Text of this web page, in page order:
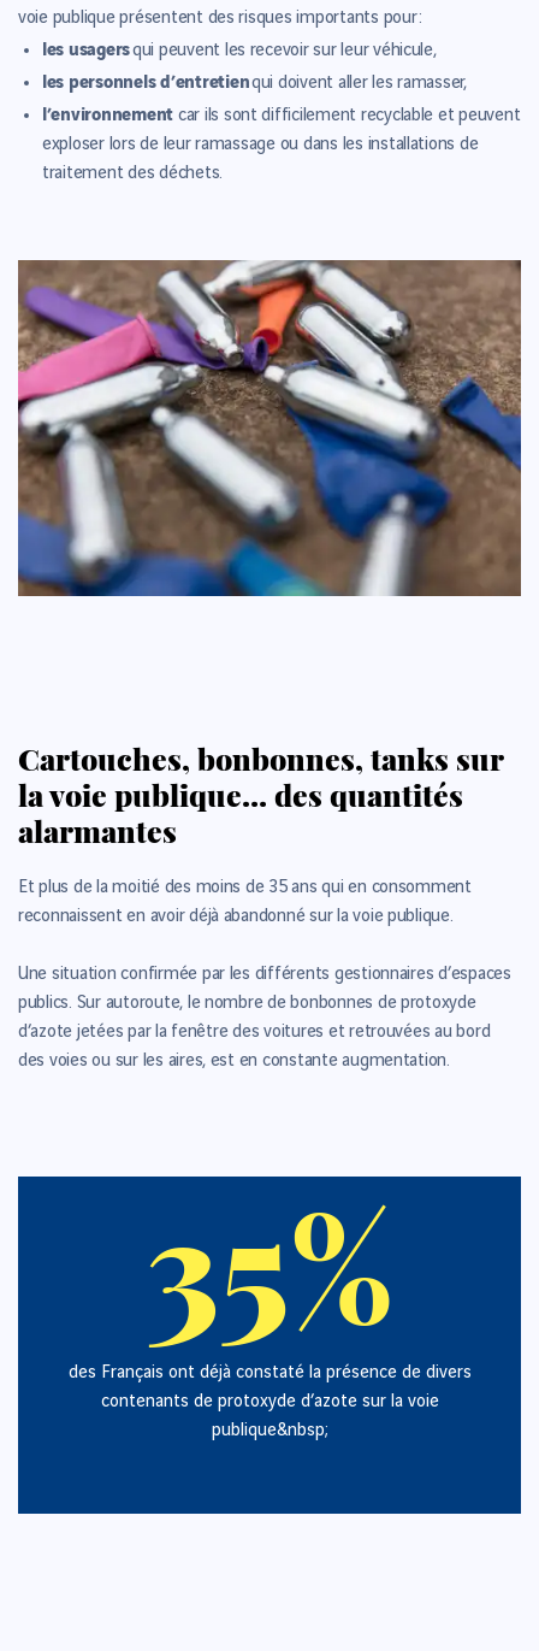
voie publique présentent des risques importants pour :
les usagersqui peuvent les recevoir sur leur véhicule,
les personnels d’entretienqui doivent aller les ramasser,
l’environnement car ils sont difficilement recyclable et peuvent
exploser lors de leur ramassage ou dans les installations de
traitement des déchets.
Cartouches, bonbonnes, tanks sur
la voie publique… des quantités
alarmantes
Et plus de la moitié des moins de 35 ans qui en consomment
reconnaissent en avoir déjà abandonné sur la voie publique.
Une situation confirmée par les différents gestionnaires d’espaces
publics. Sur autoroute, le nombre de bonbonnes de protoxyde
d’azote jetées par la fenêtre des voitures et retrouvées au bord
des voies ou sur les aires, est en constante augmentation.
35%
des Français ont déjà constaté la présence de divers
contenants de protoxyde d’azote sur la voie
publique&nbsp;